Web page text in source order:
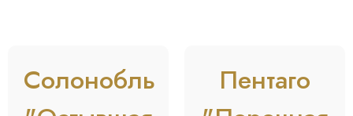
Солонобль
Пентаго